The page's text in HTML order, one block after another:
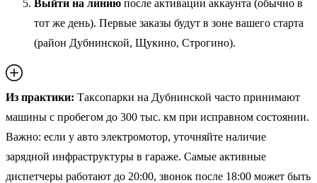
Выйти на линию после активации аккаунта (обычно в
тот же день). Первые заказы будут в зоне вашего старта
(район Дубнинской, Щукино, Строгино).
Из практики: Таксопарки на Дубнинской часто принимают
машины с пробегом до 300 тыс. км при исправном состоянии.
Важно: если у авто электромотор, уточняйте наличие
зарядной инфраструктуры в гараже. Самые активные
диспетчеры работают до 20:00, звонок после 18:00 может быть